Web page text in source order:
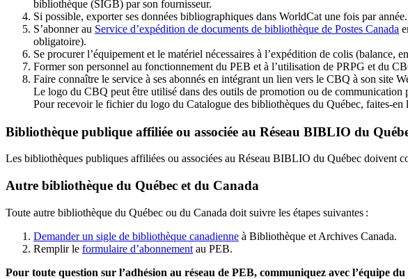
bibliothèque (SIGB) par son fournisseur.
Si possible, exporter ses données bibliographiques dans WorldCat une fois par année.
S’abonner au Service d’expédition de documents de bibliothèque de Postes Canada
obligatoire).
Se procurer l’équipement et le matériel nécessaires à l’expédition de colis (balance,
Former son personnel au fonctionnement du PEB et à l’utilisation de PRPG et du
Faire connaître le service à ses abonnés en intégrant un lien vers le CBQ à son site
Le logo du CBQ peut être utilisé dans des outils de promotion ou de communication
Pour recevoir le fichier du logo du Catalogue des bibliothèques du Québec, faites-
Bibliothèque publique affiliée ou associée au Réseau BIBLIO du
Les bibliothèques publiques affiliées ou associées au Réseau BIBLIO du Québec
Autre bibliothèque du Québec et du Canada
Toute autre bibliothèque du Québec ou du Canada doit suivre les étapes suivantes :
Demander un sigle de bibliothèque canadienne à Bibliothèque et Archives Canada.
Remplir le formulaire d’abonnement au PEB.
Pour toute question sur l’adhésion au réseau de PEB, communiquez avec l’équipe